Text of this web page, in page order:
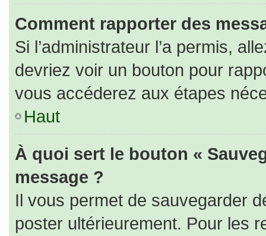
Comment rapporter des
Si l’administrateur l’a permis,
devriez voir un bouton pour
vous accéderez aux étapes
Haut
À quoi sert le bouton «
message ?
Il vous permet de sauvegarder
poster ultérieurement. Pour les